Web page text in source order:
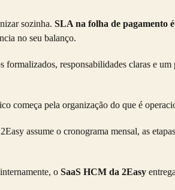
sozinha. SLA na folha de pagamento
no seu balanço.
formalizados, responsabilidades claras e
começa pela organização do que é
assume o cronograma mensal, as
o SaaS HCM da 2Easy